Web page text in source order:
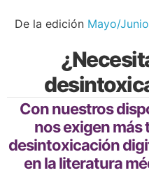
De la edición Mayo/
Con nuestros
nos exigen más
desintoxicación
en la literatura